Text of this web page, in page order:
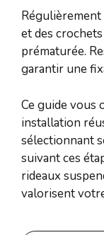
Régulièrement
et des
prématurée.
garantir une
Ce guide vous
installation
sélectionnant
suivant ces
rideaux
valorisent